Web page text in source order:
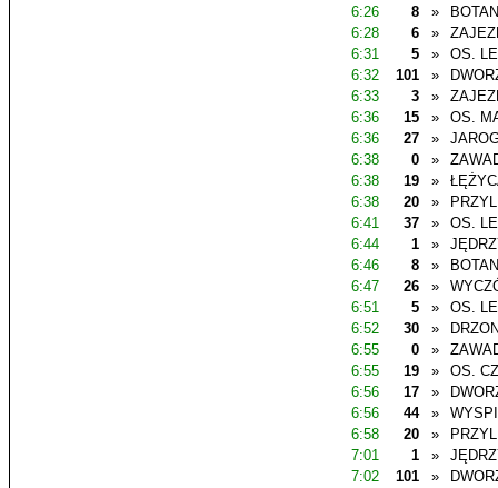
6:26
8 »
6:28
6 »
6:31
5 »
OS.
6:32
101 »
6:33
3 »
6:36
15 »
OS.
6:36
27 »
6:38
0 »
6:38
19 »
6:38
20 »
6:41
37 »
OS.
6:44
1 »
6:46
8 »
6:47
26 »
6:51
5 »
OS.
6:52
30 »
6:55
0 »
6:55
19 »
OS.
6:56
17 »
6:56
44 »
6:58
20 »
7:01
1 »
7:02
101 »